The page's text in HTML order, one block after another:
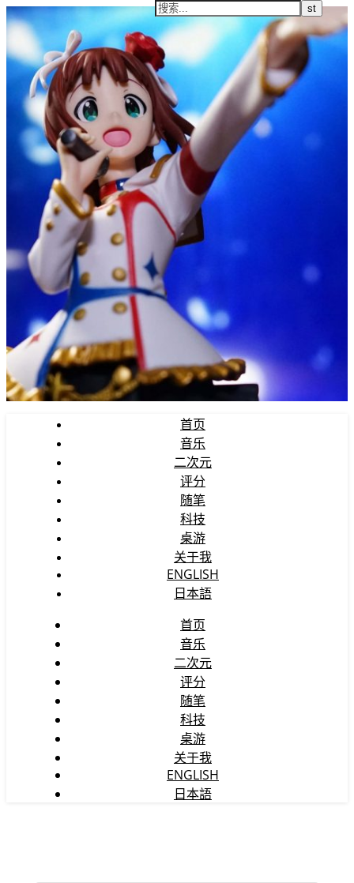
首页
音乐
二次元
评分
随笔
科技
桌游
关于我
ENGLISH
日本語
首页
音乐
二次元
评分
随笔
科技
桌游
关于我
ENGLISH
日本語